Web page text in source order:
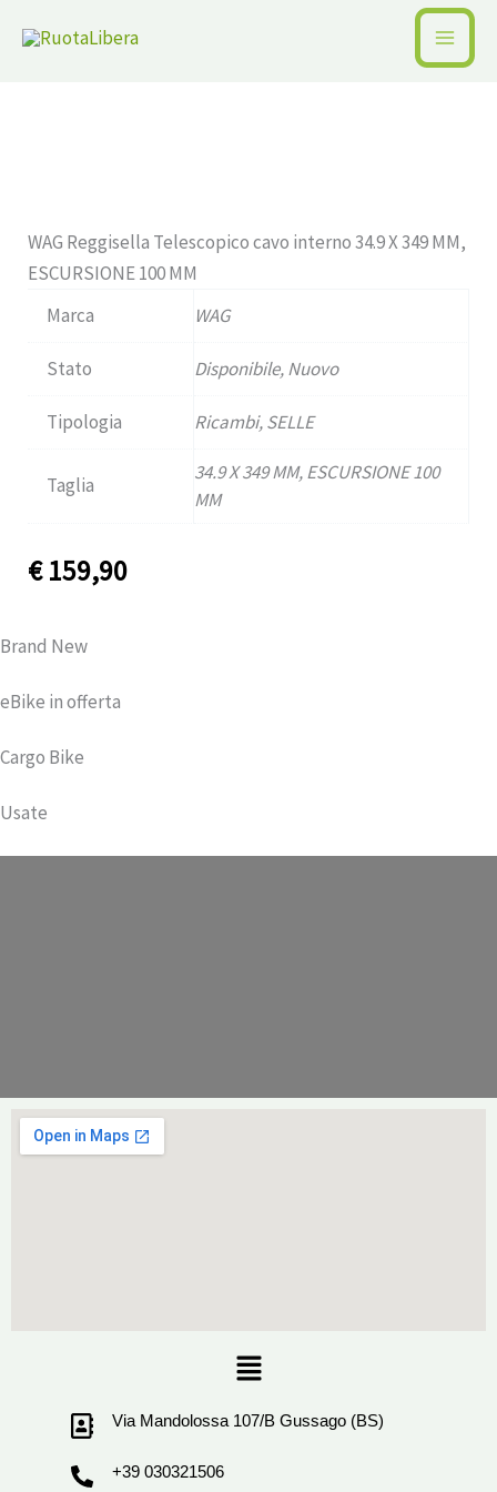
Home /Pagina precedente
WAG Reggisella Telescopico cavo interno 34.9 X 349 MM,
ESCURSIONE 100 MM
Marca
WAG
Stato Disponibile, Nuovo
Tipologia Ricambi, SELLE
Taglia
34.9 X 349 MM, ESCURSIONE 100
MM
€159,90
Brand New
eBike in offerta
Cargo Bike
Usate
Menu
Via Mandolossa 107/B Gussago (BS)
+39 030321506